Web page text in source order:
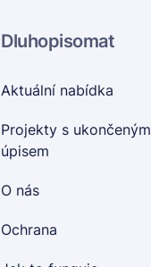
Dluhopisomat
Aktuální nabídka
Projekty s ukončeným
úpisem
O nás
Ochrana